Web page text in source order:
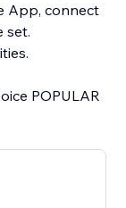
App, connect
set.
POPULAR